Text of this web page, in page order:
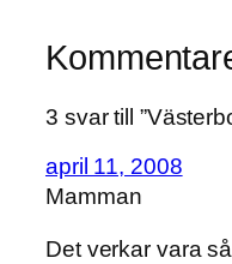
3 svar till
april 11, 2008
Mamman
Det verkar vara